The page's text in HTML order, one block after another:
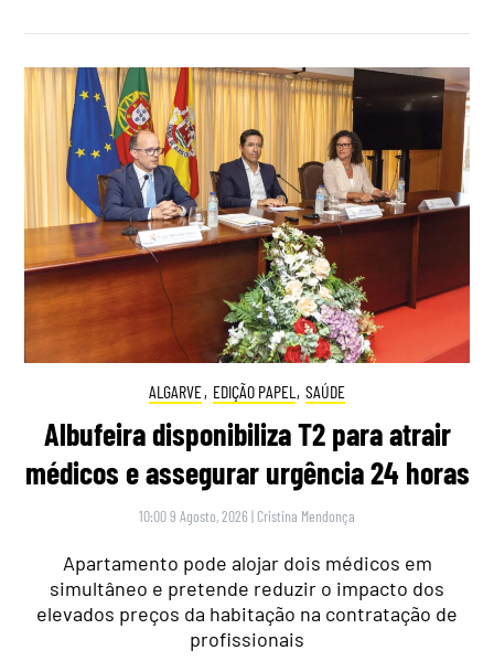
ALGARVE, EDIÇÃO PAPEL , SAÚDE
Albufeira disponibiliza T2 para atrair
médicos e assegurar urgência 24 horas
10:00 9 Agosto, 2026 | Cristina Mendonça
Apartamento pode alojar dois médicos em
simultâneo e pretende reduzir o impacto dos
elevados preços da habitação na contratação de
profissionais